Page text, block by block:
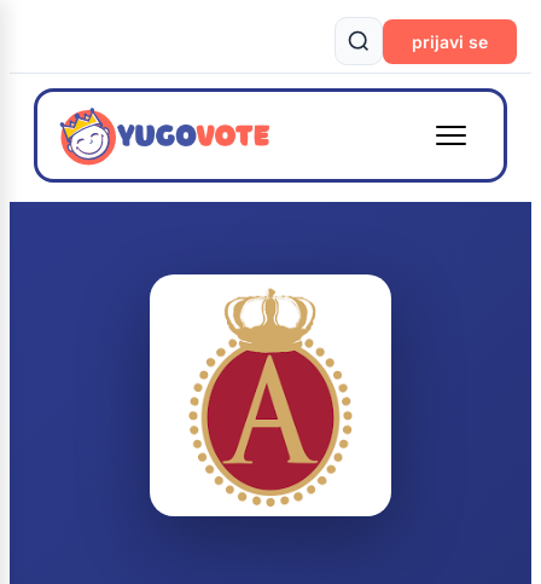
prijavi se